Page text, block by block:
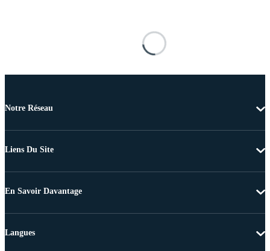
Notre Réseau
Liens Du Site
En Savoir Davantage
Langues